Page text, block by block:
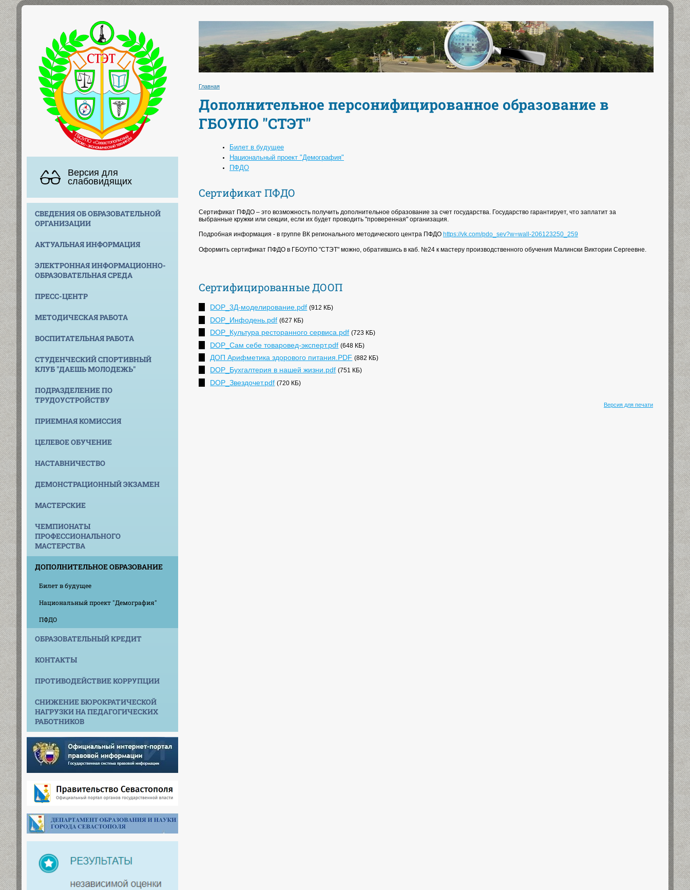
Версия для
слабовидящих
СВЕДЕНИЯ ОБ ОБРАЗОВАТЕЛЬНОЙ
ОРГАНИЗАЦИИ
АКТУАЛЬНАЯ ИНФОРМАЦИЯ
ЭЛЕКТРОННАЯ ИНФОРМАЦИОННО-
ОБРАЗОВАТЕЛЬНАЯ СРЕДА
ПРЕСС-ЦЕНТР
МЕТОДИЧЕСКАЯ РАБОТА
ВОСПИТАТЕЛЬНАЯ РАБОТА
СТУДЕНЧЕСКИЙ СПОРТИВНЫЙ
КЛУБ "ДАЕШЬ МОЛОДЕЖЬ"
ПОДРАЗДЕЛЕНИЕ ПО
ТРУДОУСТРОЙСТВУ
ПРИЕМНАЯ КОМИССИЯ
ЦЕЛЕВОЕ ОБУЧЕНИЕ
НАСТАВНИЧЕСТВО
ДЕМОНСТРАЦИОННЫЙ ЭКЗАМЕН
МАСТЕРСКИЕ
ЧЕМПИОНАТЫ
ПРОФЕССИОНАЛЬНОГО
МАСТЕРСТВА
ДОПОЛНИТЕЛЬНОЕ ОБРАЗОВАНИЕ
Билет в будущее
Национальный проект "Демография"
ПФДО
ОБРАЗОВАТЕЛЬНЫЙ КРЕДИТ
КОНТАКТЫ
ПРОТИВОДЕЙСТВИЕ КОРРУПЦИИ
СНИЖЕНИЕ БЮРОКРАТИЧЕСКОЙ
НАГРУЗКИ НА ПЕДАГОГИЧЕСКИХ
РАБОТНИКОВ
Главная
Дополнительное персонифицированное образование в
ГБОУПО "СТЭТ"
Билет в будущее
Национальный проект "Демография"
ПФДО
Сертификат ПФДО
Сертификат ПФДО – это возможность получить дополнительное образование за счет государства. Государство гарантирует, что заплатит за
выбранные кружки или секции, если их будет проводить "проверенная" организация.
Подробная информация - в группе ВК регионального методического центра ПФДО https://vk.com/pdo_sev?w=wall-206123250_259
Оформить сертификат ПФДО в ГБОУПО "СТЭТ" можно, обратившись в каб. №24 к мастеру производственного обучения Малински Виктории Сергеевне.
Сертифицированные ДООП
DOP_3Д-моделирование.pdf (912 КБ)
DOP_Инфодень.pdf (627 КБ)
DOP_Культура ресторанного сервиса.pdf (723 КБ)
DOP_Сам себе товаровед-эксперт.pdf (648 КБ)
ДОП Арифметика здорового питания.PDF (882 КБ)
DOP_Бухгалтерия в нашей жизни.pdf (751 КБ)
DOP_Звездочет.pdf (720 КБ)
Версия для печати